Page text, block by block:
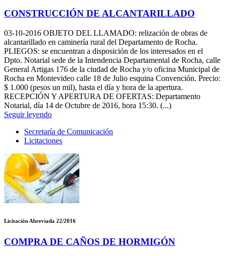
CONSTRUCCIÓN DE ALCANTARILLADO
03-10-2016 OBJETO DEL LLAMADO: relización de obras de
alcantarillado en caminería rural del Departamento de Rocha.
PLIEGOS: se encuentran a disposición de los interesados en el
Dpto. Notarial sede de la Intendencia Departamental de Rocha, calle
General Artigas 176 de la ciudad de Rocha y/o oficina Municipal de
Rocha en Montevideo calle 18 de Julio esquina Convención. Precio:
$ 1.000 (pesos un mil), hasta el día y hora de la apertura.
RECEPCIÓN Y APERTURA DE OFERTAS: Departamento
Notarial, día 14 de Octubre de 2016, hora 15:30. (...)
Seguir leyendo
Secretaría de Comunicación
Licitaciones
Licitación Abreviada 22/2016
COMPRA DE CAÑOS DE HORMIGÓN